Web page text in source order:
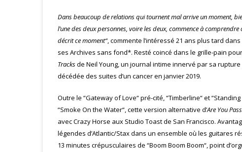
Dans beaucoup de relations qui tournent mal arrive un moment,
l’une des deux personnes, voire les deux, commence à comprendre
décrit ce moment“,commente l’intéressé 21 ans plus tard
ses Archives sans fond*. Resté coincé dans le grille-pain
Tracksde Neil Young, un journal intime innervé par sa
décédée des suites d’un cancer en janvier 2019.
Outre le “Gateway of Love“ pré-cité, “Timberline“ et
“Smoke On the Water“, cette version alternative d’Are You
avec Crazy Horse aux Studio Toast de San Francisco.
légendes d’Atlantic/Stax dans un ensemble où les guitares
13 minutes crépusculaires de “Boom Boom Boom“, point